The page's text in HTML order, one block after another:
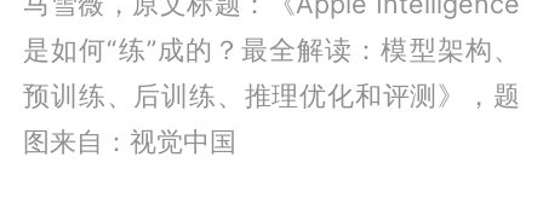
是如何“练”成的？最全解读：模型架构、
预训练、后训练、推理优化和评测》，题
图来自：视觉中国